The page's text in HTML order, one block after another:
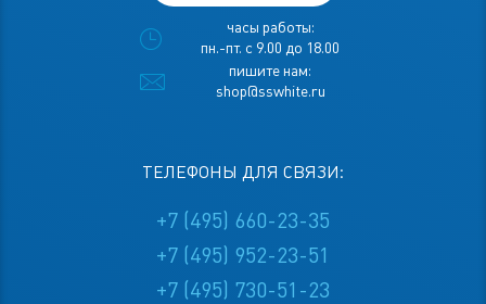
часы работы:
пн.-пт. с 9.00 до 18.00
пишите нам:
shop@sswhite.ru
ТЕЛЕФОНЫ ДЛЯ СВЯЗИ:
+7 (495) 660-23-35
+7 (495) 952-23-51
+7 (495) 730-51-23